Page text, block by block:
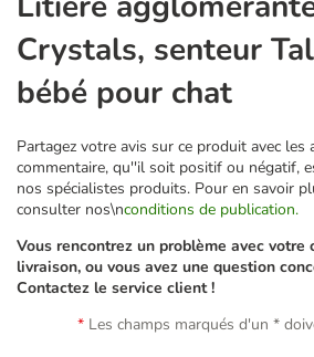
Crystals, senteur
bébé pour chat
Partagez votre avis sur ce produit avec les
commentaire, qu''il soit positif ou négatif,
nos spécialistes produits. Pour en savoir
consulter nos\nconditions de publication.
Vous rencontrez un problème avec votre
livraison, ou vous avez une question
Contactez le service client !
Les champs marqués d'un *